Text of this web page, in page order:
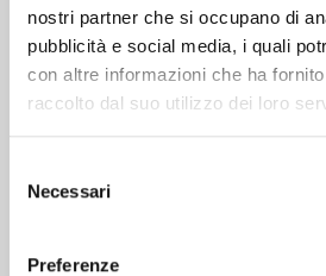
nostri partner che si occupano di
pubblicità e social media, i quali
con altre informazioni che ha
raccolto dal suo utilizzo dei loro
delNecessari
Preferenze